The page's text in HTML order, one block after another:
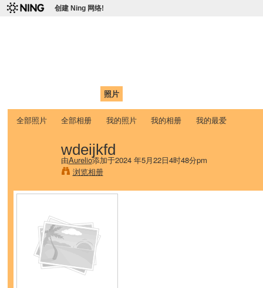
创建 Ning 网络!
照片
全部照片 全部相册 我的照片 我的相册 我的最爱
wdeijkfd
由Aurelio添加于2024 年5月22日4时48分pm
浏览相册